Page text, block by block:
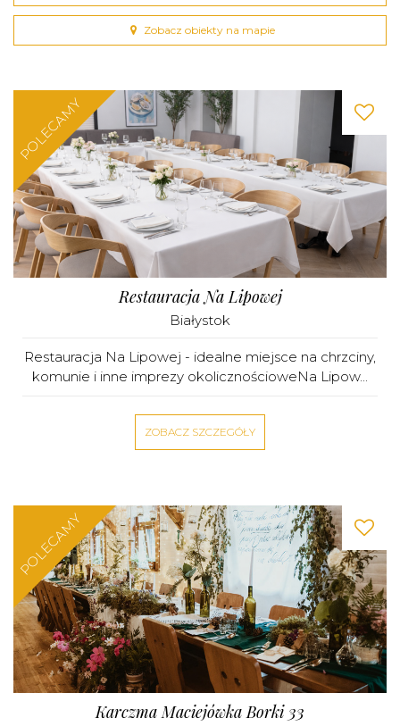
Zobacz obiekty na mapie
POLECAMY
Restauracja Na Lipowej
Białystok
Restauracja Na Lipowej - idealne miejsce na chrzciny,
komunie i inne imprezy okolicznościoweNa Lipow...
ZOBACZ SZCZEGÓŁY
POLECAMY
Karczma Maciejówka Borki 33